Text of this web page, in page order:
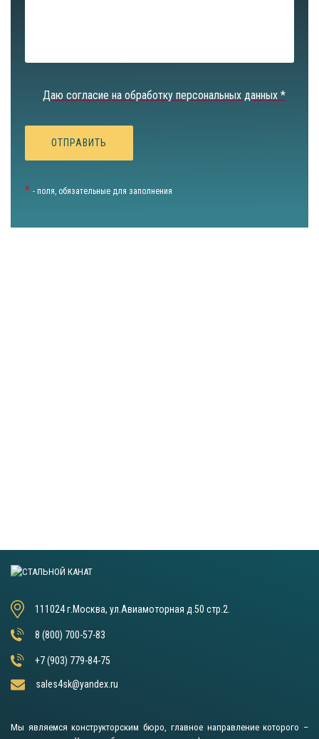
Даю согласие на обработку персональных данных *
* - поля, обязательные для заполнения
111024 г.Москва, ул.Авиамоторная д.50 стр.2.
8 (800) 700-57-83
+7 (903) 779-84-75
sales4sk@yandex.ru
Мы являемся конструкторским бюро, главное направление которого –